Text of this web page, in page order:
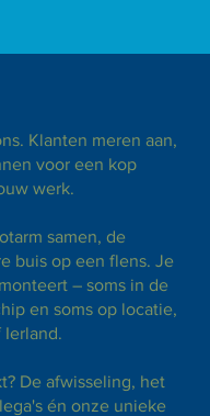
Klanten meren aan,
voor een kop
werk.
samen, de
buis op een flens. Je
– soms in de
en soms op locatie,
De afwisseling, het
én onze unieke